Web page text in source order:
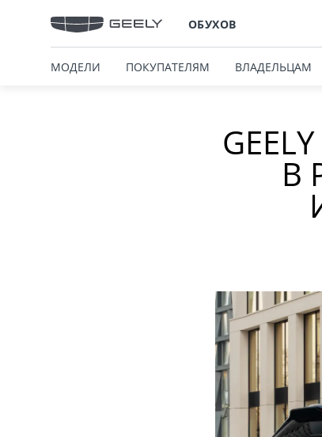
ОБУХОВ
МОДЕЛИ ПОКУПАТЕЛЯМ ВЛАДЕЛЬЦАМ
В